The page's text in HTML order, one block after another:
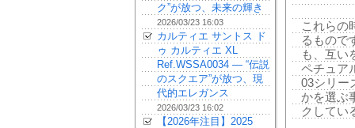
これらの
るもので
も、互い
ペチュア
03シリー
かを選ぶ
クしてい
ク”が放つ、未来の輝き
2026/03/23 16:03
カルティエ サントス ド
ゥ カルティエ XL
Ref.WSSA0034 — “伝説
のスクエア”が放つ、現
代的エレガンス
2026/03/23 16:02
【2026年注目】2025